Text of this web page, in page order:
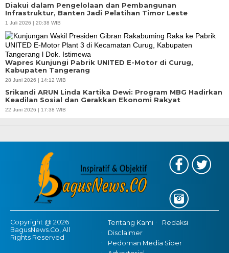
Diakui dalam Pengelolaan dan Pembangunan
Infrastruktur, Banten Jadi Pelatihan Timor Leste
1 Juli 2026 | 20:38 WIB
Wapres Kunjungi Pabrik UNITED E-Motor di Curug,
Kabupaten Tangerang
28 Juni 2026 | 14:12 WIB
Srikandi ARUN Linda Kartika Dewi: Program MBG Hadirkan
Keadilan Sosial dan Gerakkan Ekonomi Rakyat
22 Juni 2026 | 17:38 WIB
APBD Tahun 2025 Anggarkan Rp200 Miliar | Program Makan Bergizi
Copyright @ 2026
BagusNews.Co, All
Rights Reserved
Tentang Kami
Redaksi
Disclaimer
Pedoman Media Siber